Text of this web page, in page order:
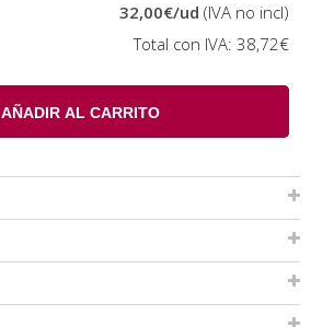
32,00€/ud (IVA no incl)
Total con IVA: 38,72€
AÑADIR AL CARRITO